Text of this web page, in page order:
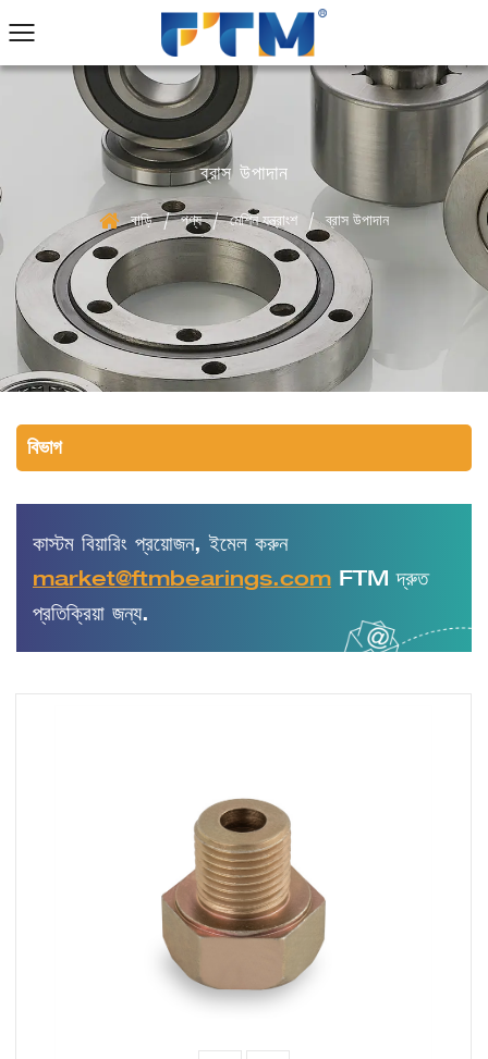
ব্রাস উপাদান
বাড়ি / পণ্য / মেশিন যন্ত্রাংশ / ব্রাস উপাদান
বিভাগ
কাস্টম বিয়ারিং প্রয়োজন, ইমেল করুন
market@ftmbearings.com FTM দ্রুত
প্রতিক্রিয়া জন্য.